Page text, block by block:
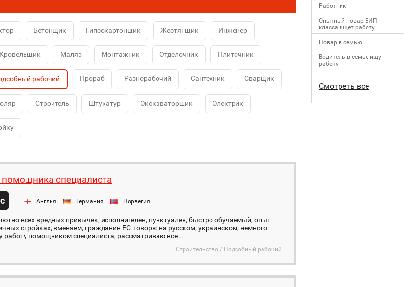
Бетонщик Гипсокартонщик Жестянщик Инженер
Кровельщик Маляр Монтажник Отделочник Плиточник
рабочий Прораб Разнорабочий Сантехник Сварщик
Строитель Штукатур Экскаваторщик Электрик
специалиста
Англия Германия Норвегия
всех вредных привычек, исполнителен, пунктуален, быстро обучаемый, опыт
стройках, вменяем, гражданин ЕС, говорю на русском, украинском, немного
работу помощником специалиста, рассматриваю все ...
Строительство / Подсобный рабочий
Работник
Опытный повар ВИП
класса ищет работу
Повар в семью
Водитель в семье ищу
работу
Смотреть все